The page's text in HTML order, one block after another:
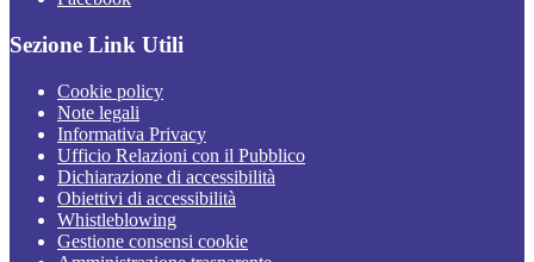
Sezione Link Utili
Cookie policy
Note legali
Informativa Privacy
Ufficio Relazioni con il Pubblico
Dichiarazione di accessibilità
Obiettivi di accessibilità
Whistleblowing
Gestione consensi cookie